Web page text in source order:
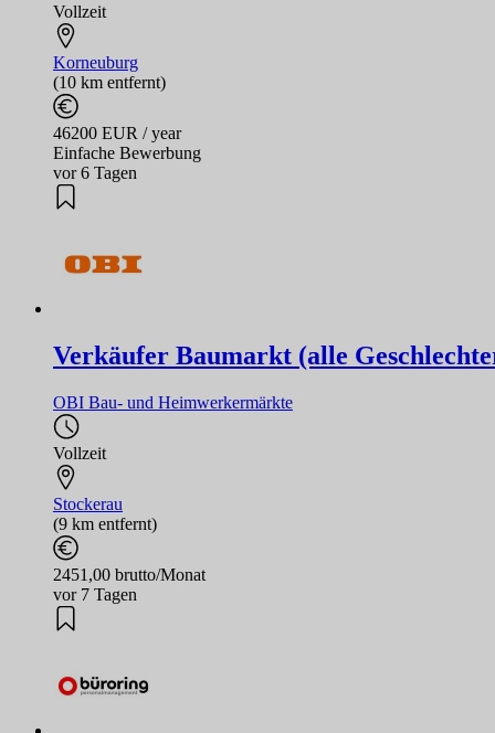
Vollzeit
Korneuburg
(10 km entfernt)
46200 EUR / year
Einfache Bewerbung
vor 6 Tagen
Verkäufer Baumarkt (alle
OBI Bau- und Heimwerkermärkte
Vollzeit
Stockerau
(9 km entfernt)
2451,00 brutto/Monat
vor 7 Tagen